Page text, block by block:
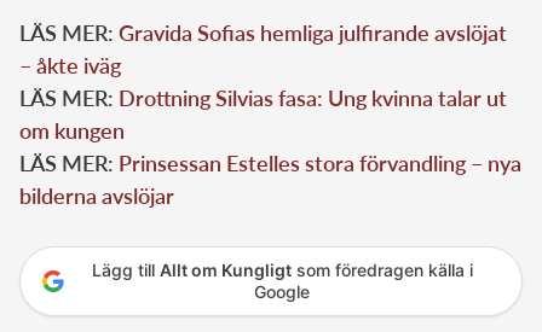
LÄS MER: Gravida Sofias hemliga julfirande avslöjat
– åkte iväg
LÄS MER: Drottning Silvias fasa: Ung kvinna talar ut
om kungen
LÄS MER: Prinsessan Estelles stora förvandling – nya
bilderna avslöjar
Lägg till Allt om Kungligtsom föredragen källa i
Google